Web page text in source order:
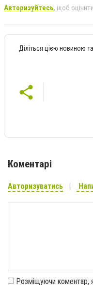
Авторизуйтесь, щоб оцінити
Діліться цією новиною
Коментарі
Авторизуватись
Розміщуючи коментар,